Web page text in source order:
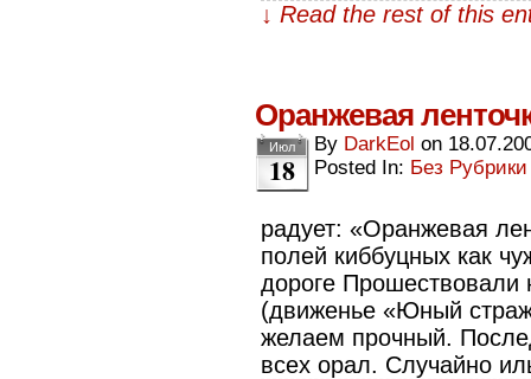
↓ Read the rest of this
Оранжевая
Июл
18
By DarkEol on
Posted In: Без Рубрики
радует: «Оранжевая
полей киббуцных как
дороге Прошествовали
(движенье «Юный
желаем прочный.
всех орал. Случайно